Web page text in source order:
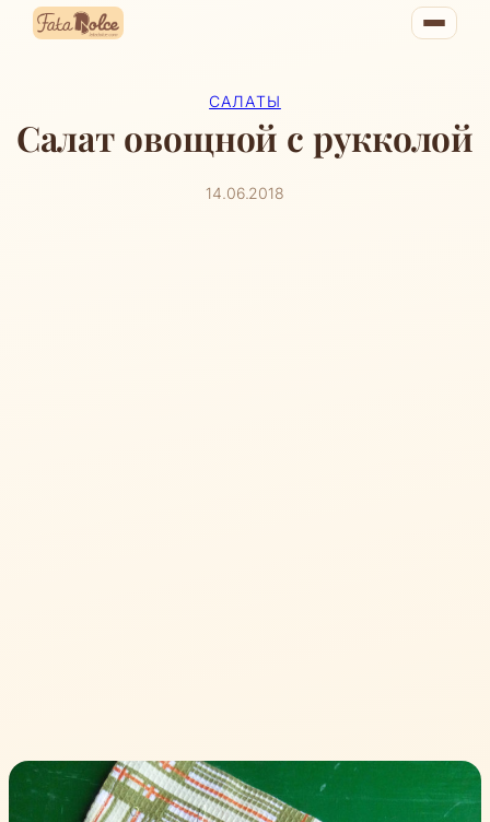
Перейти
САЛАТЫ
Салат овощной с рукколой
14.06.2018